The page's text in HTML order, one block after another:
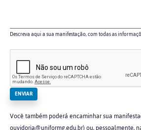
Descreva aqui a sua manifestação, com todas as
Você também poderá encaminhar sua